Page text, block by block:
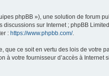
phpBB »), une solution de forum
discussions sur Internet ; phpBB
: https://www.phpbb.com/.
que ce soit en vertu des lois de votre
à votre fournisseur d’accès à Internet